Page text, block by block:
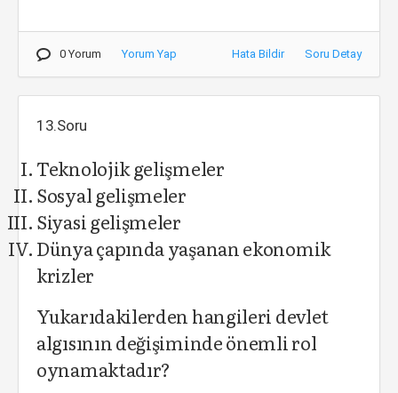
0 Yorum Yorum Yap Hata Bildir Soru Detay
13.Soru
Teknolojik gelişmeler
Sosyal gelişmeler
Siyasi gelişmeler
Dünya çapında yaşanan ekonomik
krizler
Yukarıdakilerden hangileri devlet
algısının değişiminde önemli rol
oynamaktadır?